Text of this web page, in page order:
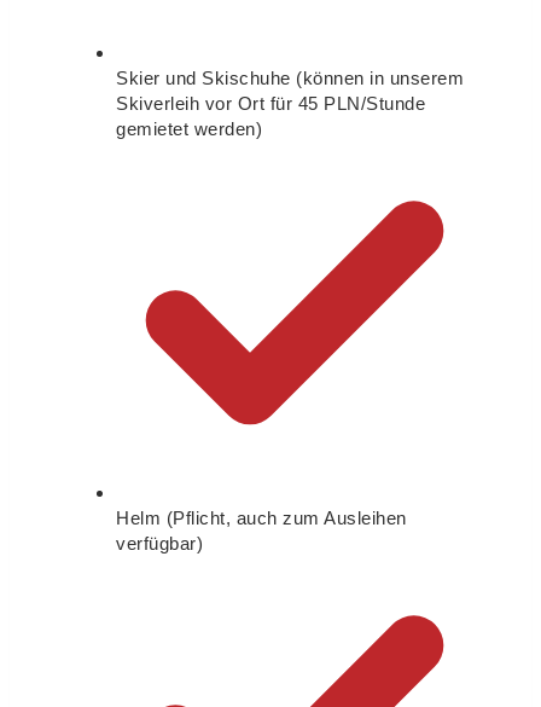
Skier und Skischuhe (können in unserem
Skiverleih vor Ort für 45 PLN/Stunde
gemietet werden)
Helm (Pflicht, auch zum Ausleihen
verfügbar)